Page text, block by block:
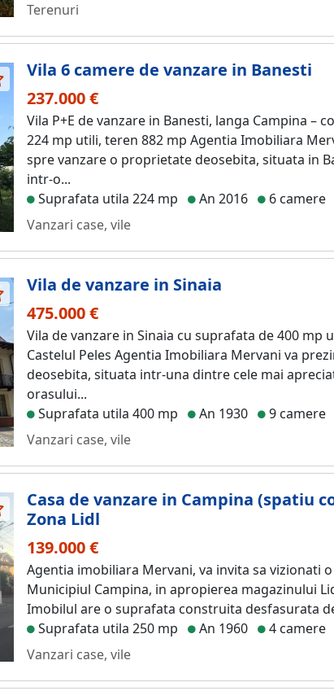
Terenuri
Vila 6 camere de vanzare in Banesti
237.000 €
Vila P+E de vanzare in Banesti, langa Campina –
224 mp utili, teren 882 mp Agentia Imobiliara
spre vanzare o proprietate deosebita, situata in
intr-o...
Suprafata utila 224 mp
An 2016 6 camere
Vanzari case, vile
Vila de vanzare in Sinaia
475.000 €
Vila de vanzare in Sinaia cu suprafata de 400 mp
Castelul Peles Agentia Imobiliara Mervani va
deosebita, situata intr-una dintre cele mai
orasului...
Suprafata utila 400 mp
An 1930 9 camere
Vanzari case, vile
Casa de vanzare in Campina (spatiu
Zona Lidl
139.000 €
Agentia imobiliara Mervani, va invita sa vizionati
Municipiul Campina, in apropierea magazinului
Imobilul are o suprafata construita desfasurata
Suprafata utila 250 mp
An 1960 4 camere
Vanzari case, vile